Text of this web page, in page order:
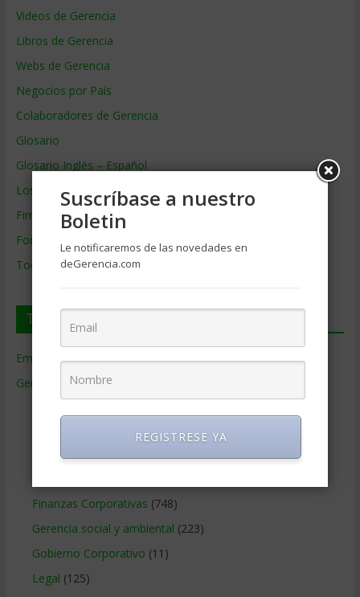
Videos de Gerencia
Libros de Gerencia
Webs de Gerencia
Negocios por País
Colaboradores de Gerencia
Glosario
Glosario Inglés – Español
Los mejores MBA
Firmas de Gerencia
Formación de Gerencia
Todos los Temas
Temas de Gerencia
Empresas de Gerencia(38)
Gerencia
(9.477)
Ciencias Económicas(80)
Educacion Gerencial
Finanzas Corporativas (748)
Gerencia social y ambiental (223)
Gobierno Corporativo (11)
Legal (125)
Suscríbase a nuestro
Boletin
Le notificaremos de las novedades en
deGerencia.com
REGISTRESE YA